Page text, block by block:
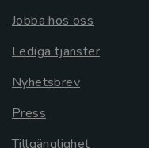
Jobba hos oss
Lediga tjänster
Nyhetsbrev
Press
Tillgänglighet